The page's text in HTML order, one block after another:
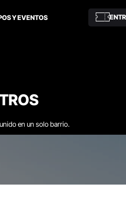
Y EVENTOS
en un solo barrio.